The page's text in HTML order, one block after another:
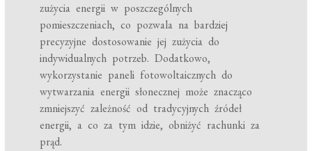
zużycia energii w poszczególnych
pomieszczeniach, co pozwala na bardziej
precyzyjne dostosowanie jej zużycia do
indywidualnych potrzeb. Dodatkowo,
wykorzystanie paneli fotowoltaicznych do
wytwarzania energii słonecznej może znacząco
zmniejszyć zależność od tradycyjnych źródeł
energii, a co za tym idzie, obniżyć rachunki za
prąd.